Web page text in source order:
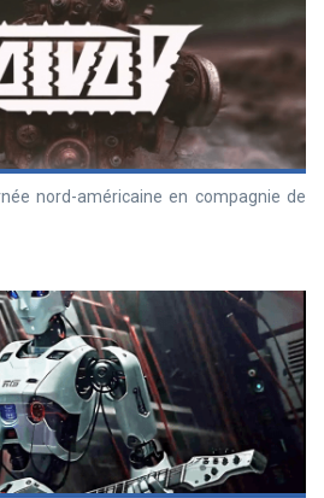
nord-américaine en compagnie de